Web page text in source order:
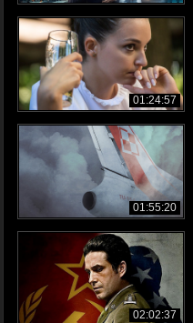
01:24:57
01:55:20
02:02:37